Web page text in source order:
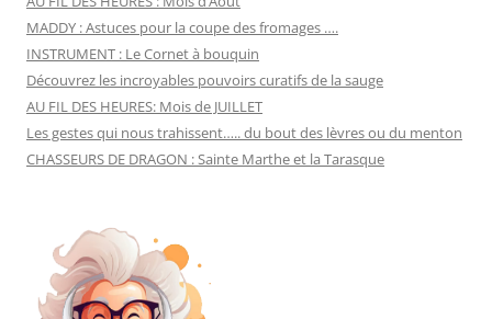
MADDY : Astuces pour la coupe des fromages ….
INSTRUMENT : Le Cornet à bouquin
Découvrez les incroyables pouvoirs curatifs de la sauge
AU FIL DES HEURES: Mois de JUILLET
Les gestes qui nous trahissent….. du bout des lèvres ou du menton
CHASSEURS DE DRAGON : Sainte Marthe et la Tarasque